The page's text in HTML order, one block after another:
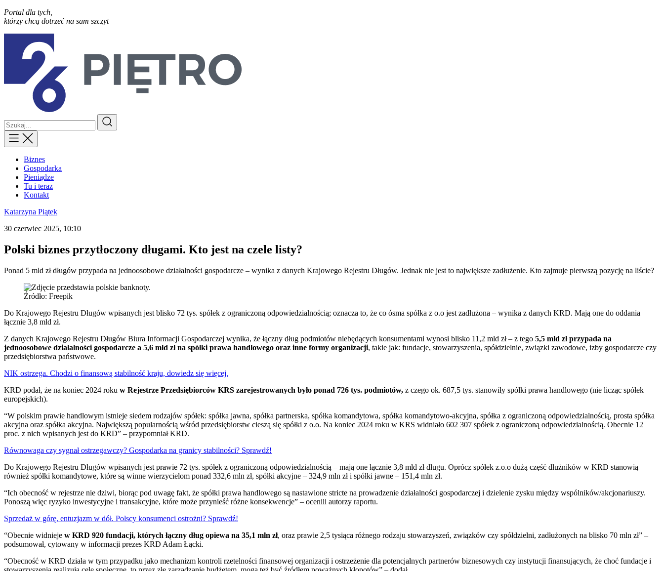
Portal dla tych,
którzy chcą dotrzeć na sam szczyt
Biznes
Gospodarka
Pieniądze
Tu i teraz
Kontakt
Katarzyna Piątek
30 czerwiec 2025, 10:10
Polski biznes przytłoczony długami. Kto jest na czele listy?
Ponad 5 mld zł długów przypada na jednoosobowe działalności gospodarcze – wynika z danych Krajowego Rejestru Długów. Jednak nie jest to największe zadłużenie. Kto zajmuje pierwszą pozycję na liście?
Źródło: Freepik
Do Krajowego Rejestru Długów wpisanych jest blisko 72 tys. spółek z ograniczoną odpowiedzialnością; oznacza to, że co ósma spółka z o.o jest zadłużona – wynika z danych KRD. Mają one do oddania
łącznie 3,8 mld zł.
Z danych Krajowego Rejestru Długów Biura Informacji Gospodarczej wynika, że łączny dług podmiotów niebędących konsumentami wynosi blisko 11,2 mld zł – z tego 5,5 mld zł przypada na
jednoosobowe działalności gospodarcze a 5,6 mld zł na spółki prawa handlowego oraz inne formy organizacji, takie jak: fundacje, stowarzyszenia, spółdzielnie, związki zawodowe, izby gospodarcze czy
przedsiębiorstwa państwowe.
NIK ostrzega. Chodzi o finansową stabilność kraju, dowiedz się więcej.
KRD podał, że na koniec 2024 roku w Rejestrze Przedsiębiorców KRS zarejestrowanych było ponad 726 tys. podmiotów, z czego ok. 687,5 tys. stanowiły spółki prawa handlowego (nie licząc spółek
europejskich).
“W polskim prawie handlowym istnieje siedem rodzajów spółek: spółka jawna, spółka partnerska, spółka komandytowa, spółka komandytowo-akcyjna, spółka z ograniczoną odpowiedzialnością, prosta spółka
akcyjna oraz spółka akcyjna. Największą popularnością wśród przedsiębiorstw cieszą się spółki z o.o. Na koniec 2024 roku w KRS widniało 602 307 spółek z ograniczoną odpowiedzialnością. Obecnie 12
proc. z nich wpisanych jest do KRD” – przypomniał KRD.
Równowaga czy sygnał ostrzegawczy? Gospodarka na granicy stabilności? Sprawdź!
Do Krajowego Rejestru Długów wpisanych jest prawie 72 tys. spółek z ograniczoną odpowiedzialnością – mają one łącznie 3,8 mld zł długu. Oprócz spółek z.o.o dużą część dłużników w KRD stanowią
również spółki komandytowe, które są winne wierzycielom ponad 332,6 mln zł, spółki akcyjne – 324,9 mln zł i spółki jawne – 151,4 mln zł.
“Ich obecność w rejestrze nie dziwi, biorąc pod uwagę fakt, że spółki prawa handlowego są nastawione stricte na prowadzenie działalności gospodarczej i dzielenie zysku między wspólników/akcjonariuszy.
Ponoszą więc ryzyko inwestycyjne i transakcyjne, które może przynieść różne konsekwencje” – ocenili autorzy raportu.
Sprzedaż w górę, entuzjazm w dół. Polscy konsumenci ostrożni? Sprawdź!
“Obecnie widnieje w KRD 920 fundacji, których łączny dług opiewa na 35,1 mln zł, oraz prawie 2,5 tysiąca różnego rodzaju stowarzyszeń, związków czy spółdzielni, zadłużonych na blisko 70 mln zł” –
podsumował, cytowany w informacji prezes KRD Adam Łącki.
“Obecność w KRD działa w tym przypadku jako mechanizm kontroli rzetelności finansowej organizacji i ostrzeżenie dla potencjalnych partnerów biznesowych czy instytucji finansujących, że choć fundacje i